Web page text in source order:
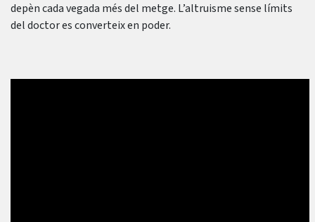
depèn cada vegada més del metge. L’altruisme sense límits
del doctor es converteix en poder.